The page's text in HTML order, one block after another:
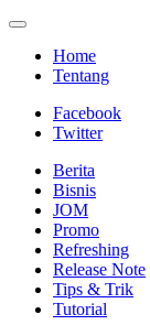
Home
Tentang
Facebook
Twitter
Berita
Bisnis
JOM
Promo
Refreshing
Release Note
Tips & Trik
Tutorial